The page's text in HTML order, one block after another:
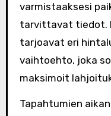
varmistaaksesi
tarvittavat tiedot.
tarjoavat eri
vaihtoehto, joka
maksimoit
Tapahtumien